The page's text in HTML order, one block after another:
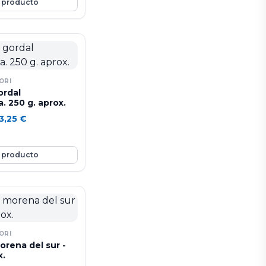
de color blanco o
y de sabor dulce
producto
250 g. aprox.
€
producto
del sur -